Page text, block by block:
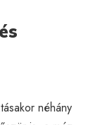
néhány